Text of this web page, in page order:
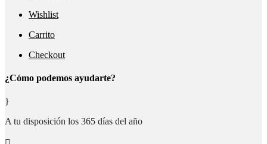
Wishlist
Carrito
Checkout
¿Cómo podemos ayudarte?
}
A tu disposición los 365 días del año